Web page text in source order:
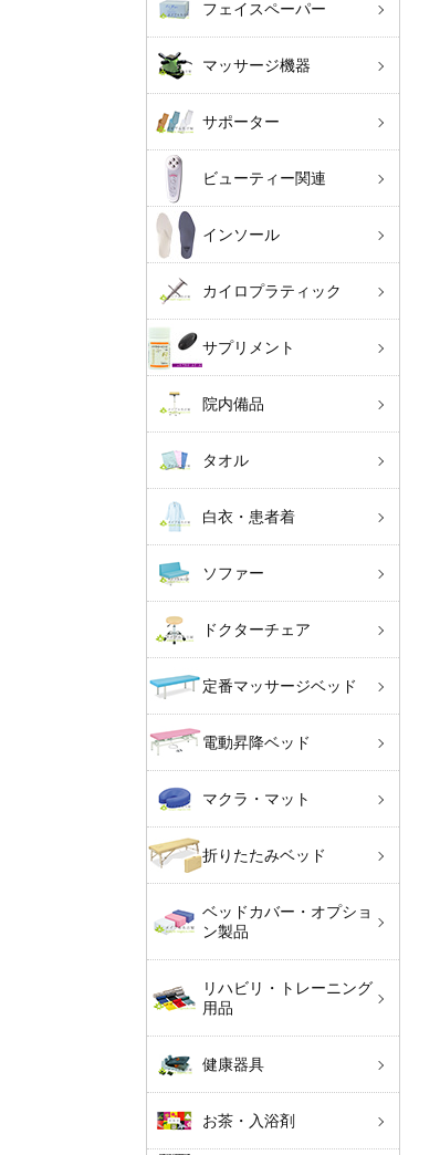
フェイスペーパー
マッサージ機器
サポーター
ビューティー関連
インソール
カイロプラティック
サプリメント
院内備品
タオル
白衣・患者着
ソファー
ドクターチェア
定番マッサージベッド
電動昇降ベッド
マクラ・マット
折りたたみベッド
ベッドカバー・オプショ
ン製品
リハビリ・トレーニング
用品
健康器具
お茶・入浴剤